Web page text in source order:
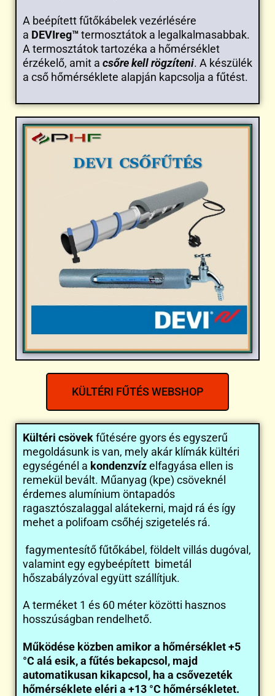
A beépített fűtőkábelek vezérlésére
a DEVIreg™ termosztátok a legalkalmasabbak.
A termosztátok tartozéka a hőmérséklet
érzékelő, amit a csőre kell rögzíteni. A készülék
a cső hőmérséklete alapján kapcsolja a fűtést.
KÜLTÉRI FŰTÉS WEBSHOP
Kültéri csövekfűtésére gyors és egyszerű
megoldásunk is van, mely akár klímák kültéri
egységénél a kondenzvízelfagyása ellen is
remekül bevált. Műanyag (kpe) csöveknél
érdemes alumínium öntapadós
ragasztószalaggal alátekerni, majd rá és így
mehet a polifoam csőhéj szigetelés rá.
fagymentesítő fűtőkábel, földelt villás dugóval,
valamint egy egybeépített bimetál
hőszabályzóval együtt szállítjuk.
A terméket 1 és 60 méter közötti hasznos
hosszúságban rendelhető.
Működése közben amikor a hőmérséklet +5
°C alá esik, a fűtés bekapcsol, majd
automatikusan kikapcsol, ha a csővezeték
hőmérséklete eléri a +13 °C hőmérsékletet.